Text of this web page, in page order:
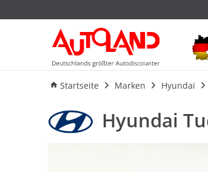
Startseite Marken Hyundai
Hyundai
Ausstattung
Hyundai